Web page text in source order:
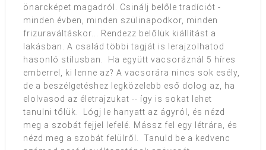
önarcképet magadról. Csinálj belőle tradíciót -
minden évben, minden szülinapodkor, minden
frizuraváltáskor... Rendezz belőlük kiállítást a
lakásban. A család többi tagját is lerajzolhatod
hasonló stílusban. Ha együtt vacsoráznál 5 híres
emberrel, ki lenne az? A vacsorára nincs sok esély,
de a beszélgetéshez legközelebb eső dolog az, ha
elolvasod az életrajzukat -- így is sokat lehet
tanulni tőlük. Lógj le hanyatt az ágyról, és nézd
meg a szobát fejjel lefelé. Mássz fel egy létrára, és
nézd meg a szobát felülről. Tanuld be a kedvenc